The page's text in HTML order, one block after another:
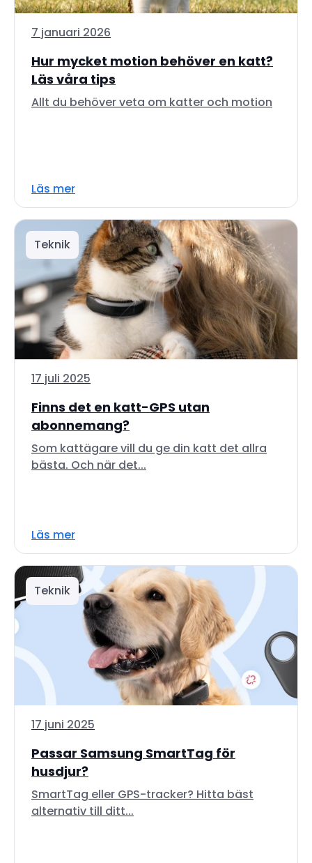
7 januari 2026
Hur mycket motion behöver en katt?
Läs våra tips
Allt du behöver veta om katter och motion
Läs mer
Teknik
17 juli 2025
Finns det en katt-GPS utan
abonnemang?
Som kattägare vill du ge din katt det allra
bästa. Och när det...
Läs mer
Teknik
17 juni 2025
Passar Samsung SmartTag för
husdjur?
SmartTag eller GPS-tracker? Hitta bäst
alternativ till ditt...